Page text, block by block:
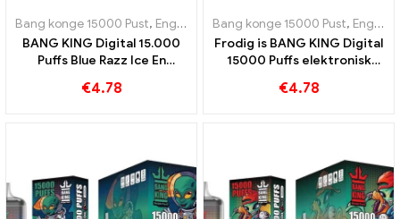
Bang konge 15000 Pust, Engangs e-cigaretter Sverige ,Engangs e-
BANG KING Digital 15.000
Puffs Blue Razz Ice En
engangsbrug
€4.78
Bang konge 15000 Pust, Engangs e-cigaretter Sverige
Frodig is BANG KING Digital
15000 Puffs elektronisk
Vandmelon
€4.78